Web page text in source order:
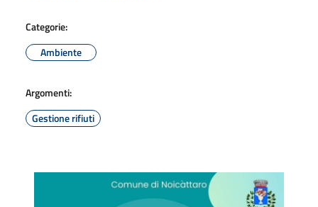
Categorie:
Ambiente
Argomenti:
Gestione rifiuti